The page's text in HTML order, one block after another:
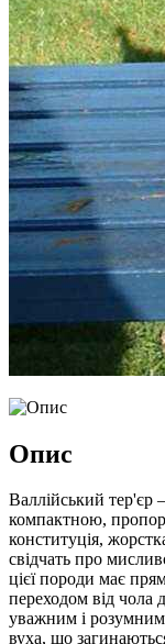
Опис
Валлійський тер'єр
компактною,
конституція,
свідчать про
цієї породи має
переходом від чола
уважним і розумним
вуха, що